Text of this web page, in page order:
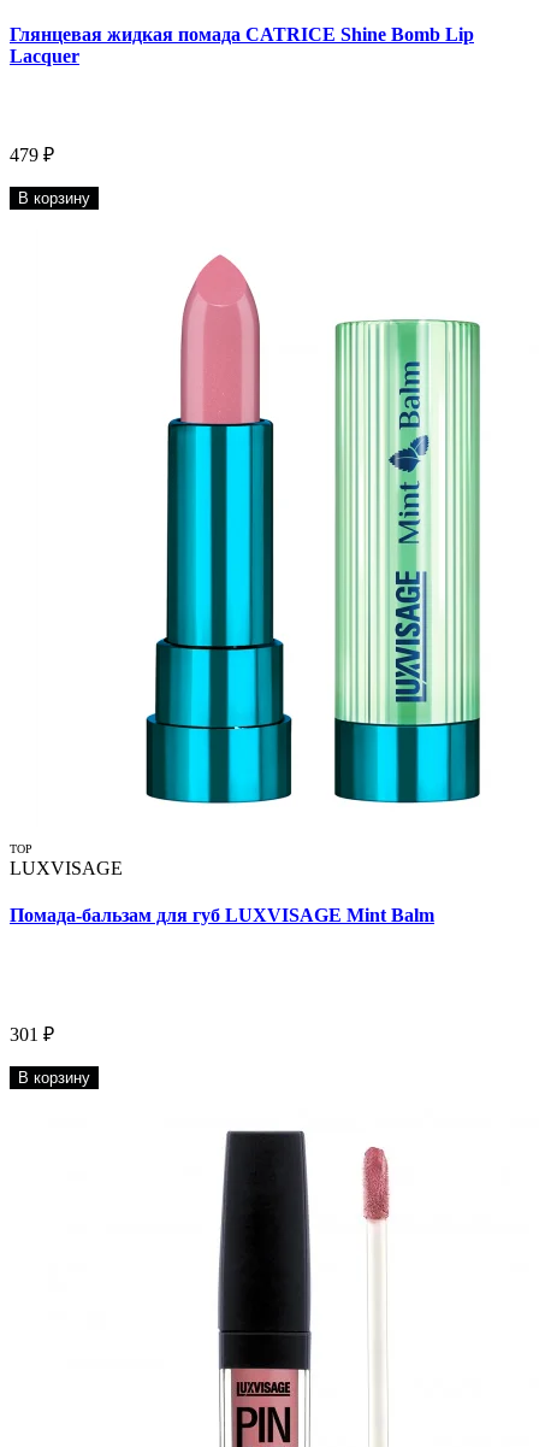
Глянцевая жидкая помада CATRICE Shine Bomb Lip
Lacquer
479 ₽
В корзину
TOP
LUXVISAGE
Помада-бальзам для губ LUXVISAGE Mint Balm
301 ₽
В корзину